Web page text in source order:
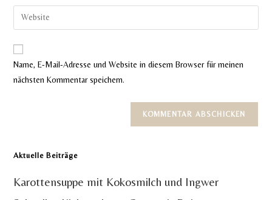
zum
Kommentieren
ein
E-
Mail-
zum
Kommentieren
ein
Gib
deine
Website-
Name, E-Mail-Adresse und Website in diesem Browser für meinen
nächsten Kommentar speichern.
Aktuelle Beiträge
Karottensuppe mit Kokosmilch und Ingwer